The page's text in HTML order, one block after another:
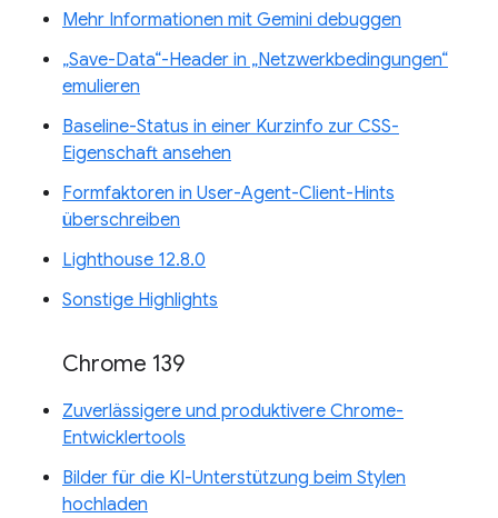
Mehr Informationen mit Gemini debuggen
„Save-Data“-Header in „Netzwerkbedingungen“
emulieren
Baseline-Status in einer Kurzinfo zur CSS-
Eigenschaft ansehen
Formfaktoren in User-Agent-Client-Hints
überschreiben
Lighthouse 12.8.0
Sonstige Highlights
Chrome 139
Zuverlässigere und produktivere Chrome-
Entwicklertools
Bilder für die KI-Unterstützung beim Stylen
hochladen